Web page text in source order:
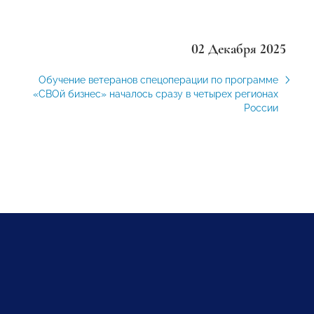
02 Декабря 2025
Обучение ветеранов спецоперации по программе
«СВОй бизнес» началось сразу в четырех регионах
России